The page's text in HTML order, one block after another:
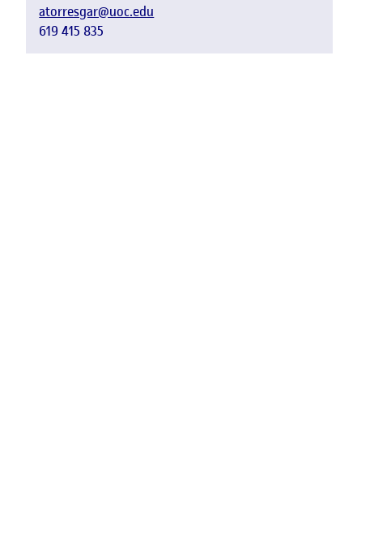
atorresgar@uoc.edu
619 415 835